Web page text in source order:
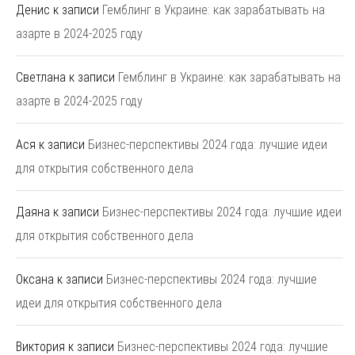
Денис к записи Гемблинг в Украине: как зарабатывать на
азарте в 2024-2025 году
Светлана к записи Гемблинг в Украине: как зарабатывать на
азарте в 2024-2025 году
Ася к записи Бизнес-перспективы 2024 года: лучшие идеи
для открытия собственного дела
Даяна к записи Бизнес-перспективы 2024 года: лучшие идеи
для открытия собственного дела
Оксана к записи Бизнес-перспективы 2024 года: лучшие
идеи для открытия собственного дела
Виктория к записи Бизнес-перспективы 2024 года: лучшие